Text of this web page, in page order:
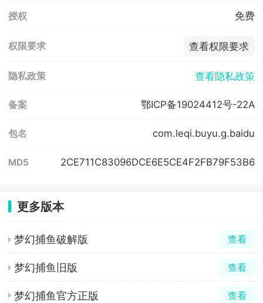
授权 免费
权限要求 查看权限要求
隐私政策 查看隐私政策
备案 鄂ICP备19024412号-22A
包名 com.leqi.buyu.g.baidu
MD5 2CE711C83096DCE6E5CE4F2FB79F53B6
更多版本
梦幻捕鱼破解版 查看
梦幻捕鱼旧版 查看
梦幻捕鱼官方正版 查看